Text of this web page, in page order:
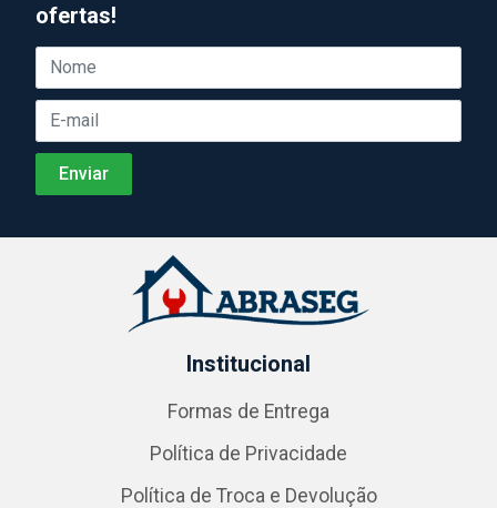
ofertas!
Institucional
Formas de Entrega
Política de Privacidade
Política de Troca e Devolução